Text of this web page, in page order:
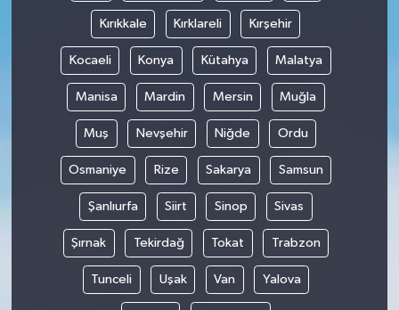
Kırıkkale Kırklareli Kırşehir
Kocaeli Konya Kütahya Malatya
Manisa Mardin Mersin Muğla
Muş Nevşehir Niğde Ordu
Osmaniye Rize Sakarya Samsun
Şanlıurfa Siirt Sinop Sivas
Şırnak Tekirdağ Tokat Trabzon
Tunceli Uşak Van Yalova